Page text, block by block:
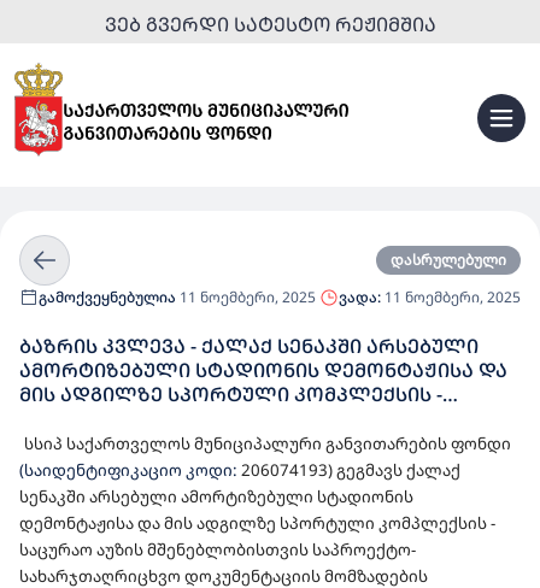
ᲕᲔᲑ ᲒᲕᲔᲠᲓᲘ ᲡᲐᲢᲔᲡᲢᲝ ᲠᲔᲟᲘᲛᲨᲘᲐ
დასრულებული
გამოქვეყნებულია 11 ნოემბერი, 2025 ვადა: 11 ნოემბერი, 2025
ᲑᲐᲖᲠᲘᲡ ᲙᲕᲚᲔᲕᲐ - ᲥᲐᲚᲐᲥ ᲡᲔᲜᲐᲙᲨᲘ ᲐᲠᲡᲔᲑᲣᲚᲘ
ᲐᲛᲝᲠᲢᲘᲖᲔᲑᲣᲚᲘ ᲡᲢᲐᲓᲘᲝᲜᲘᲡ ᲓᲔᲛᲝᲜᲢᲐᲟᲘᲡᲐ ᲓᲐ
ᲛᲘᲡ ᲐᲓᲒᲘᲚᲖᲔ ᲡᲞᲝᲠᲢᲣᲚᲘ ᲙᲝᲛᲞᲚᲔᲥᲡᲘᲡ -
ᲞᲠᲝᲔᲥᲢᲘᲠᲔᲑᲐ
სსიპ საქართველოს მუნიციპალური განვითარების ფონდი
(საიდენტიფიკაციო კოდი: 206074193)გეგმავსქალაქ
სენაკში არსებული ამორტიზებული სტადიონის
დემონტაჟისა და მის ადგილზე სპორტული კომპლექსის -
საცურაო აუზის მშენებლობისთვის საპროექტო-
სახარჯთაღრიცხვო დოკუმენტაციის მომზადების